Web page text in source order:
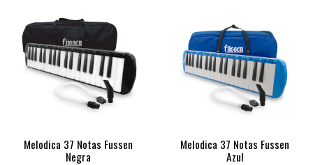
Melodica 37 Notas Fussen
Negra
Melodica 37 Notas Fussen
Azul